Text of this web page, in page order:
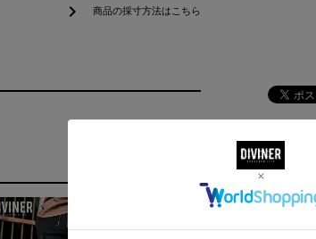
chevron_right 商品の採寸方法はこちら